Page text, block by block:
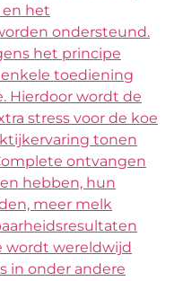
het
ondersteund.
het principe
enkele toediening
Hierdoor wordt de
stress voor de koe
tonen
ontvangen
hebben, hun
meer melk
wordt wereldwijd
in onder andere